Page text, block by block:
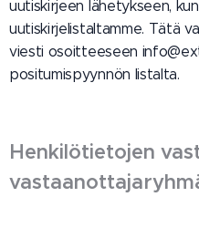
uutiskirjeen lähetykseen,
uutiskirjelistaltamme. Tätä
viesti osoitteeseen
positumispyynnön listalta.
Henkilötietojen